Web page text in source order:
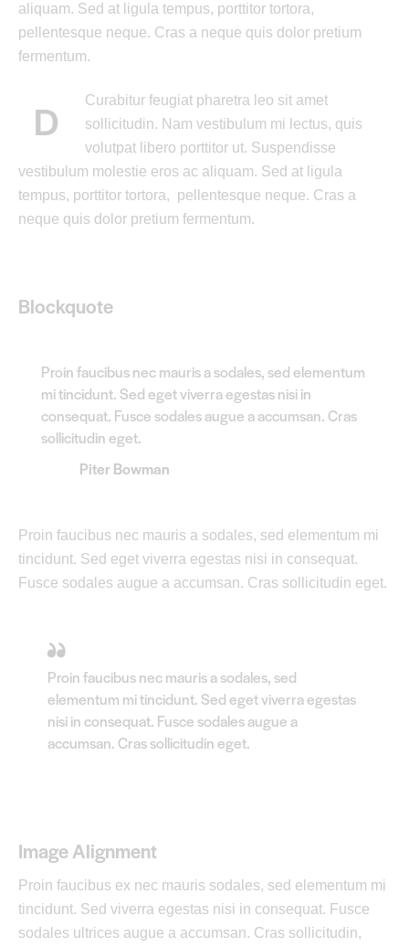
aliquam. Sed at ligula tempus, porttitor tortora,
pellentesque neque. Cras a neque quis dolor pretium
fermentum.
D
Curabitur feugiat pharetra leo sit amet
sollicitudin. Nam vestibulum mi lectus, quis
volutpat libero porttitor ut. Suspendisse
vestibulum molestie eros ac aliquam. Sed at ligula
tempus, porttitor tortora, pellentesque neque. Cras a
neque quis dolor pretium fermentum.
Blockquote
Proin faucibus nec mauris a sodales, sed elementum
mi tincidunt. Sed eget viverra egestas nisi in
consequat. Fusce sodales augue a accumsan. Cras
sollicitudin eget.
Piter Bowman
Proin faucibus nec mauris a sodales, sed elementum mi
tincidunt. Sed eget viverra egestas nisi in consequat.
Fusce sodales augue a accumsan. Cras sollicitudin eget.
Proin faucibus nec mauris a sodales, sed
elementum mi tincidunt. Sed eget viverra egestas
nisi in consequat. Fusce sodales augue a
accumsan. Cras sollicitudin eget.
Image Alignment
Proin faucibus ex nec mauris sodales, sed elementum mi
tincidunt. Sed viverra egestas nisi in consequat. Fusce
sodales ultrices augue a accumsan. Cras sollicitudin,